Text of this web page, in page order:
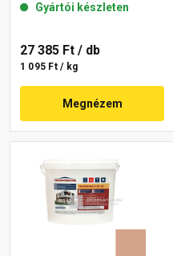
14-C 25 kg
Gyártói készleten
27 385 Ft / db
1 095 Ft / kg
Megnézem